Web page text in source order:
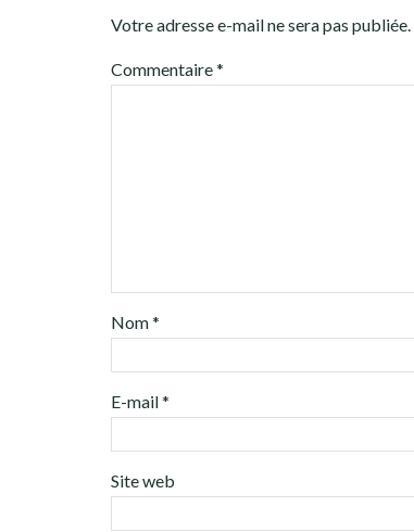
Votre adresse e-mail ne sera pas publiée.
Commentaire*
Nom*
E-mail*
Site web